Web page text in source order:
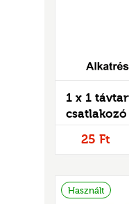
1 x 1
csatlakozó
25 Ft
Használt